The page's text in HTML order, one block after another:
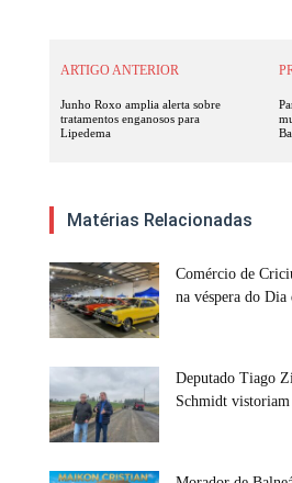
ARTIGO ANTERIOR
Junho Roxo amplia alerta sobre
tratamentos enganosos para
Lipedema
Matérias Relacionadas
Comércio de
na véspera do Dia
Deputado Tiago
Schmidt vistoriam